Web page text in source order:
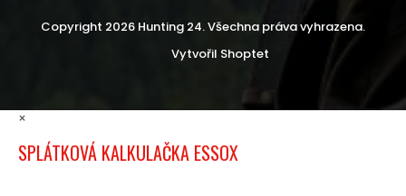
Vytvořil Shoptet
Copyright 2026 Hunting 24. Všechna práva vyhrazena.
×
SPLÁTKOVÁ KALKULAČKA ESSOX